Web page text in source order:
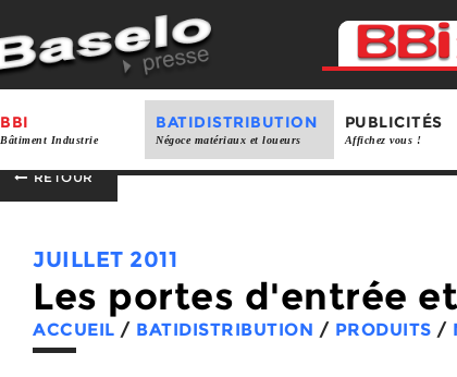
BBI
Bâtiment Industrie
BATIDISTRIBUTION
Négoce matériaux et loueurs
PUBLICITÉS
Affichez vous !
RETOUR
JUILLET 2011
Les portes d'entrée
ACCUEIL / BATIDISTRIBUTION / PRODUITS /